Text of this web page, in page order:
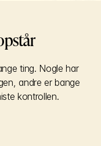
ting. Nogle har
andre er bange
kontrollen.